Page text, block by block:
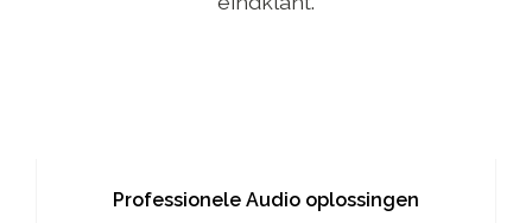
Professionele Audio oplossingen